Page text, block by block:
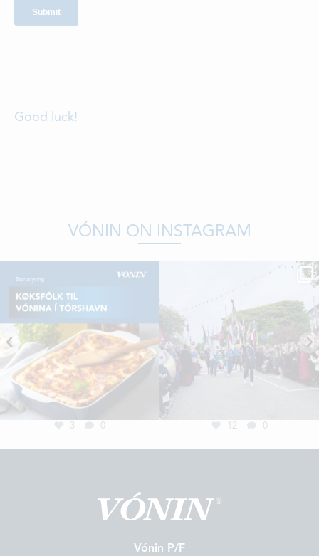
Good luck!
VÓNIN ON INSTAGRAM
3 0 12 0
Vónin P/F